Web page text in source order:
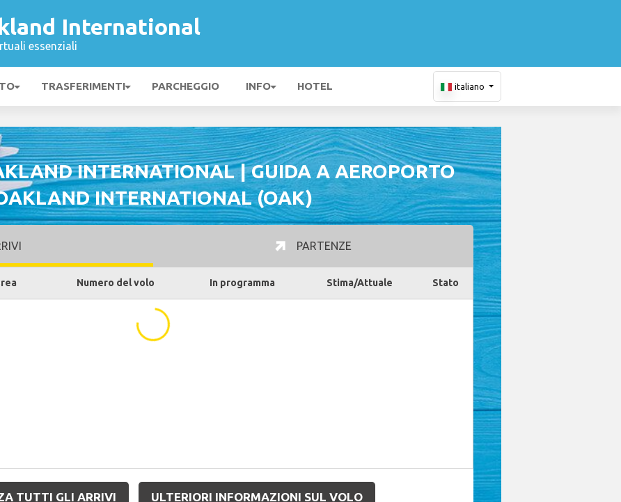
International
essenziali
TRASFERIMENTI PARCHEGGIO INFO HOTEL italiano
INTERNATIONAL | GUIDA A AEROPORTO
INTERNATIONAL (OAK)
PARTENZE
Numero del volo In programma Stima/Attuale Stato
...
TUTTI GLI ARRIVI ULTERIORI INFORMAZIONI SUL VOLO